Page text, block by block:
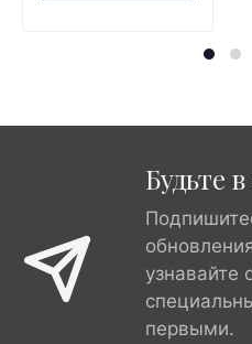
Будьте
узнавайте
первыми.